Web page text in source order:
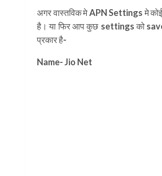
अगर वास्तविक मे APN Settings मे
है। या फिर आप कुछ settings को
प्रकार है-
Name- Jio Net